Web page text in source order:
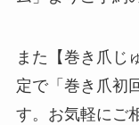
また【巻き爪じ
定で「巻き爪初
す。お気軽にご